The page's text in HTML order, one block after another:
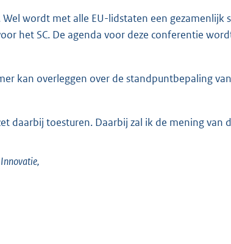
Wel wordt met alle EU-lidstaten een
het SC. De agenda voor deze conferentie
kan overleggen over de standpuntbepaling
daarbij toesturen. Daarbij zal ik de mening van